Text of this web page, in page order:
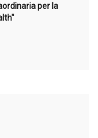
per la